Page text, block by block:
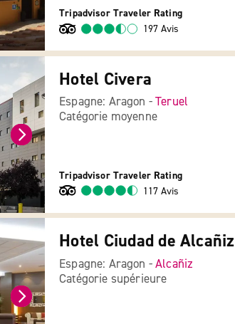
Tripadvisor Traveler Rating
197 Avis
Hotel Civera
Espagne: Aragon -Teruel
Catégorie moyenne
Tripadvisor Traveler Rating
117 Avis
Hotel Ciudad de Alcañiz
Espagne: Aragon -Alcañiz
Catégorie supérieure